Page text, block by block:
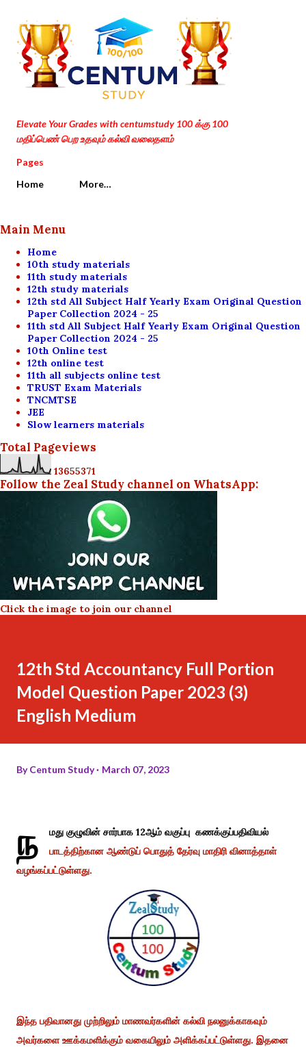
Skip to main content
Elevate Your Grades with centumstudy 100 க்கு 100
மதிப்பெண் பெற உதவும் கல்வி வலைதளம்
Pages
Home
More…
Main Menu
Home
10th study materials
11th study materials
12th study materials
12th std All Subject Half Yearly Exam Original Question
Paper Collection 2024 - 25
11th std All Subject Half Yearly Exam Original Question
Paper Collection 2024 - 25
10th Online test
12th online test
11th all subjects online test
TRUST Exam Materials
TNCMTSE
JEE
Slow learners materials
Total Pageviews
13655371
Follow the Zeal Study channel on WhatsApp:
Click the image to join our channel
12th Std Accountancy Full Portion
Model Question Paper 2023 (3)
English Medium
ByCentum Study March 07, 2023
ந
மது குழுவின் சார்பாக 12ஆம் வகுப்பு கணக்குப்பதிவியல்
பாடத்திற்கான ஆண்டுப் பொதுத் தேர்வு மாதிரி வினாத்தாள்
வழங்கப்பட்டுள்ளது.
இந்த பதிவானது முற்றிலும் மாணவர்களின் கல்வி நலனுக்காகவும்
அவர்களை ஊக்கமளிக்கும் வகையிலும் அளிக்கப்பட்டுள்ளது. இதனை